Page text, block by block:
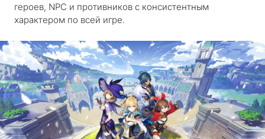
героев, NPC и противников с консистентным
характером по всей игре.